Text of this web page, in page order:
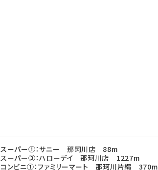
スーパー①：サニー 那珂川店 88m
スーパー③：ハローデイ 那珂川店 1227m
コンビニ①：ファミリーマート 那珂川片縄 370m